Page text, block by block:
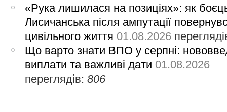
«Рука лишилася на позиціях»: як
Лисичанська після ампутації
цивільного життя 01.08.2026
Що варто знати ВПО у серпні:
виплати та важливі дати 01.08.2026
переглядів:806